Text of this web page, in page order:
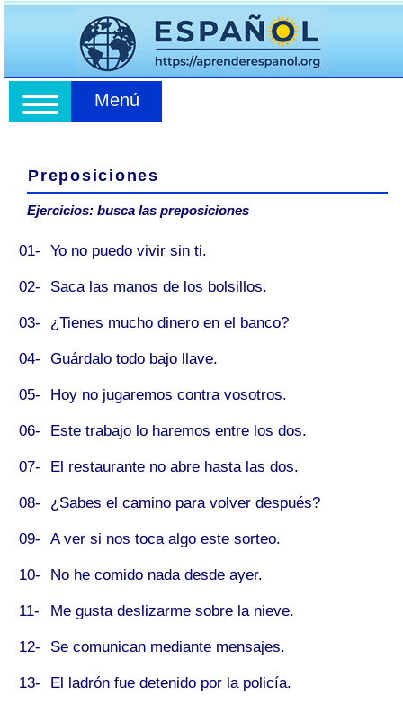
Menú
Preposiciones
Ejercicios: busca las preposiciones
01- Yo no puedo vivir sin ti.
02- Saca las manos de los bolsillos.
03- ¿Tienes mucho dinero en el banco?
04- Guárdalo todo bajo llave.
05- Hoy no jugaremos contravosotros.
06- Este trabajo lo haremos entre los dos.
07- El restaurante no abre hastalas dos.
08- ¿Sabes el camino paravolver después?
09- Aver si nos toca algo este sorteo.
10- No he comido nada desde ayer.
11- Me gusta deslizarme sobre la nieve.
12- Se comunican mediante mensajes.
13- El ladrón fue detenido por la policía.